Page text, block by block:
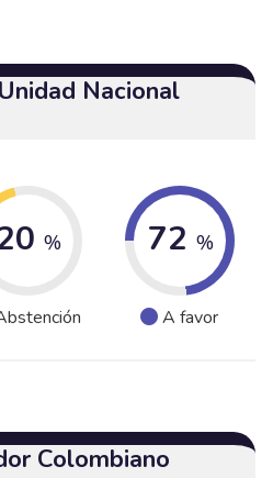
Nacional
% 72 %
A favor
Colombiano